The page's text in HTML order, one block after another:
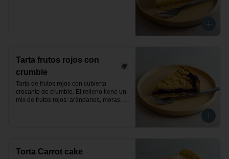
Tarta frutos rojos con
crumble
Tarta de frutos rojos con cubierta
crocante de crumble. El relleno tiene un
mix de frutos rojos: arándanos, moras,
Torta Carrot cake